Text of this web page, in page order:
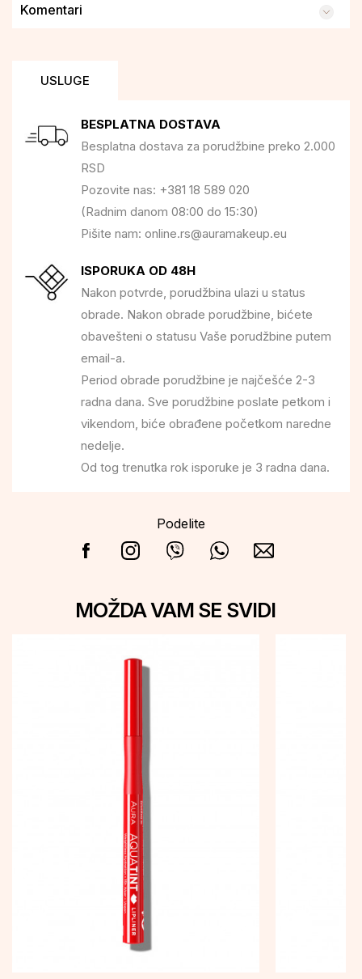
Komentari
USLUGE
BESPLATNA DOSTAVA
Besplatna dostava za porudžbine preko 2.000
RSD
Pozovite nas: +381 18 589 020
(Radnim danom 08:00 do 15:30)
Pišite nam: online.rs@auramakeup.eu
ISPORUKA OD 48H
Nakon potvrde, porudžbina ulazi u status
obrade. Nakon obrade porudžbine, bićete
obavešteni o statusu Vaše porudžbine putem
email-a.
Period obrade porudžbine je najčešće 2-3
radna dana. Sve porudžbine poslate petkom i
vikendom, biće obrađene početkom naredne
nedelje.
Od tog trenutka rok isporuke je 3 radna dana.
Podelite
MOŽDA VAM SE SVIDI